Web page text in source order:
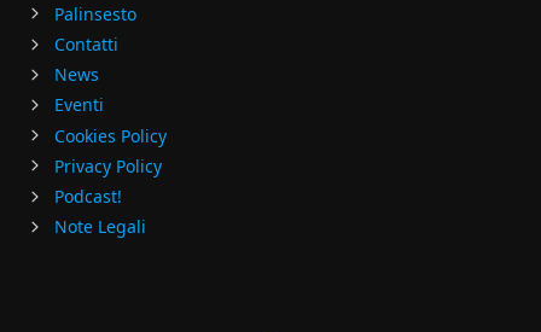
Palinsesto
Contatti
News
Eventi
Cookies Policy
Privacy Policy
Podcast!
Note Legali